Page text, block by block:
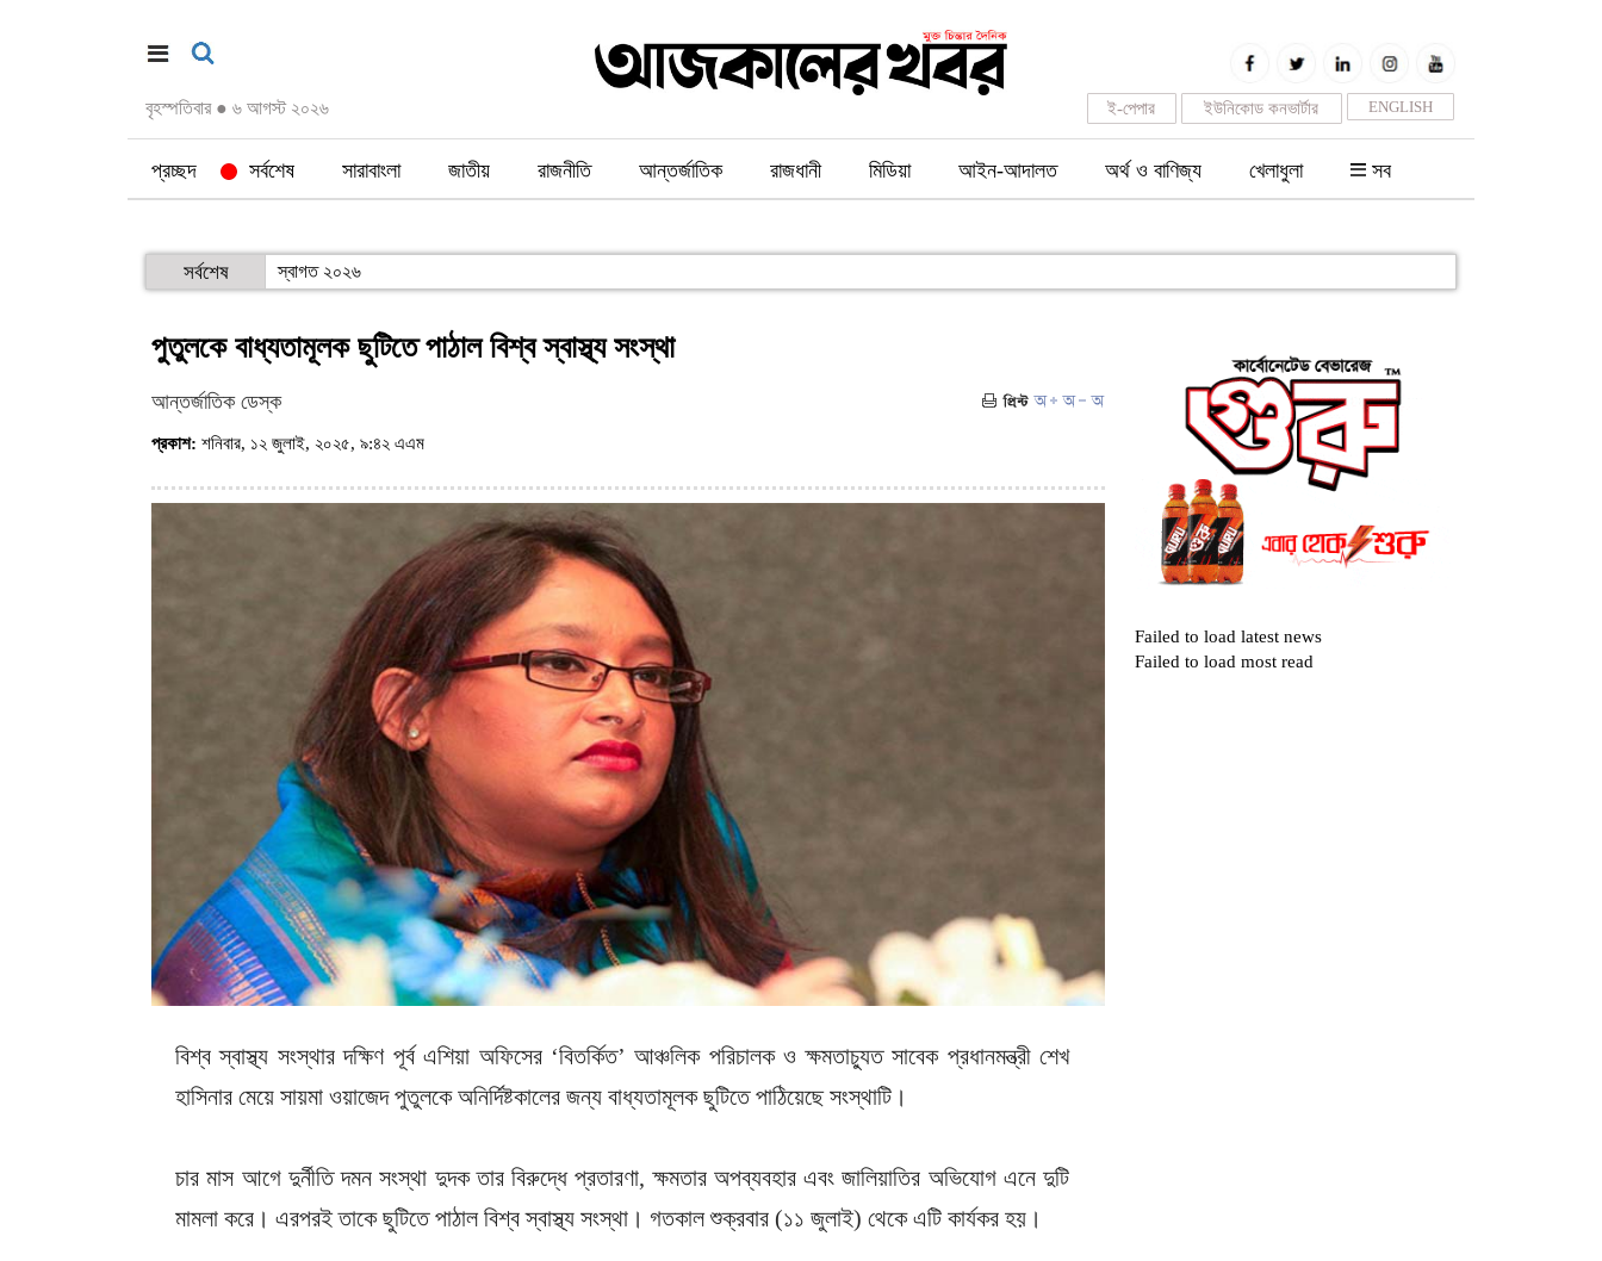
বৃহস্পতিবার ● ৬ আগস্ট ২০২৬ ENGLISH
ইউনিকোড কনভার্টার
ই-পেপার
প্রচ্ছদ সর্বশেষ সারাবাংলা জাতীয় রাজনীতি আন্তর্জাতিক রাজধানী মিডিয়া আইন-আদালত অর্থ ও বাণিজ্য খেলাধুলা সব
সর্বশেষ স্বাগত ২০২৬
পুতুলকে বাধ্যতামূলক ছুটিতে পাঠাল বিশ্ব স্বাস্থ্য সংস্থা
আন্তর্জাতিক ডেস্ক
প্রকাশ: শনিবার, ১২ জুলাই, ২০২৫, ৯:৪২ এএম
বিশ্ব স্বাস্থ্য সংস্থার দক্ষিণ পূর্ব এশিয়া অফিসের ‘বিতর্কিত’ আঞ্চলিক পরিচালক ও ক্ষমতাচ্যুত সাবেক প্রধানমন্ত্রী শেখ
হাসিনার মেয়ে সায়মা ওয়াজেদ পুতুলকে অনির্দিষ্টকালের জন্য বাধ্যতামূলক ছুটিতে পাঠিয়েছে সংস্থাটি।
চার মাস আগে দুর্নীতি দমন সংস্থা দুদক তার বিরুদ্ধে প্রতারণা, ক্ষমতার অপব্যবহার এবং জালিয়াতির অভিযোগ এনে দুটি
মামলা করে। এরপরই তাকে ছুটিতে পাঠাল বিশ্ব স্বাস্থ্য সংস্থা। গতকাল শুক্রবার (১১ জুলাই) থেকে এটি কার্যকর হয়।
Failed to load latest news
Failed to load most read